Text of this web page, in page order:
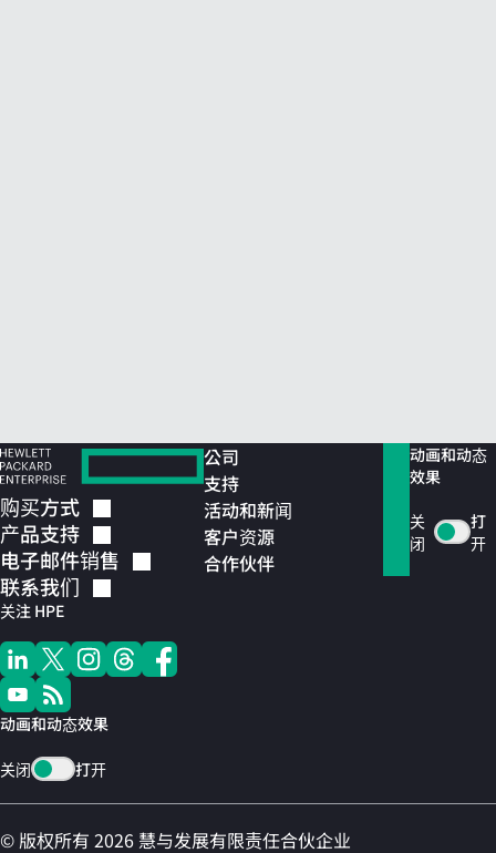
购买方式
产品支持
电子邮件销售
联系我们
关注 HPE
动画和动态效果
关闭 打开
公司
支持
活动和新闻
客户资源
合作伙伴
动画和动态
效果
关
闭
打
开
© 版权所有 2026 慧与发展有限责任合伙企业